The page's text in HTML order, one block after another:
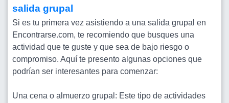
salida grupal
Si es tu primera vez asistiendo a una salida grupal en
Encontrarse.com, te recomiendo que busques una
actividad que te guste y que sea de bajo riesgo o
compromiso. Aquí te presento algunas opciones que
podrían ser interesantes para comenzar:
Una cena o almuerzo grupal: Este tipo de actividades